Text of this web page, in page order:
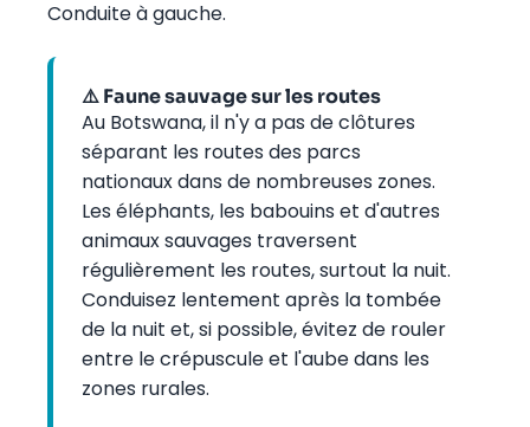
Conduite à gauche.
⚠️ Faune sauvage sur les routes
Au Botswana, il n'y a pas de clôtures
séparant les routes des parcs
nationaux dans de nombreuses zones.
Les éléphants, les babouins et d'autres
animaux sauvages traversent
régulièrement les routes, surtout la nuit.
Conduisez lentement après la tombée
de la nuit et, si possible, évitez de rouler
entre le crépuscule et l'aube dans les
zones rurales.